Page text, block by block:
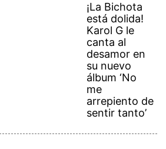
¡La Bichota
está dolida!
Karol G le
canta al
desamor en
su nuevo
álbum ‘No
me
arrepiento de
sentir tanto’